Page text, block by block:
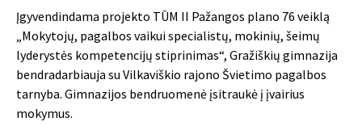
Įgyvendindama projekto TŪM II Pažangos plano 76 veiklą
„Mokytojų, pagalbos vaikui specialistų, mokinių, šeimų
lyderystės kompetencijų stiprinimas“, Gražiškių gimnazija
bendradarbiauja su Vilkaviškio rajono Švietimo pagalbos
tarnyba. Gimnazijos bendruomenė įsitraukė į įvairius
mokymus.